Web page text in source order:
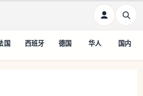
国 西班牙 德国 华人 国内